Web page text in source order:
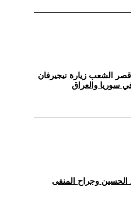
الشعب زيارة نيجيرفان
سوريا والعراق
الحسين وجراح المنفى